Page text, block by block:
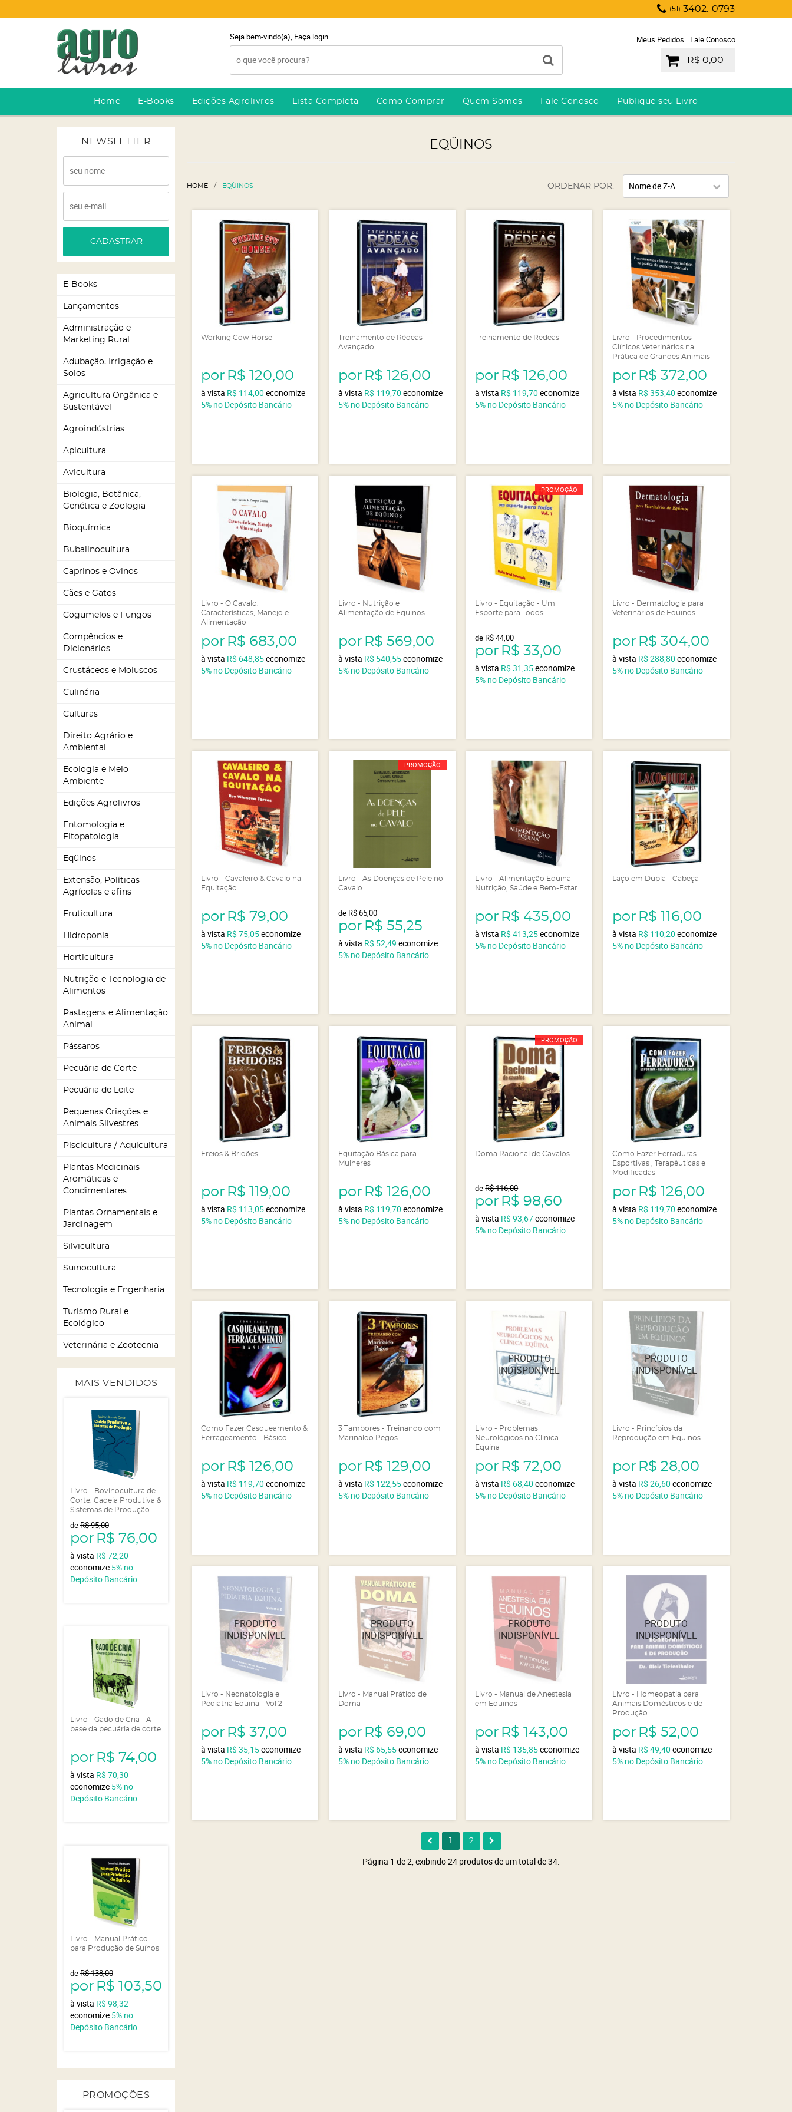
(51) 3402.-0793
Seja bem-vindo(a), Faça login Meus Pedidos Fale Conosco
R$ 0,00
Home E-Books Edições Agrolivros Lista Completa Como Comprar Quem Somos Fale Conosco Publique seu Livro
NEWSLETTER
CADASTRAR
E-Books
Lançamentos
Administração e
Marketing Rural
Adubação, Irrigação e
Solos
Agricultura Orgânica e
Sustentável
Agroindústrias
Apicultura
Avicultura
Biologia, Botânica,
Genética e Zoologia
Bioquímica
Bubalinocultura
Caprinos e Ovinos
Cães e Gatos
Cogumelos e Fungos
Compêndios e
Dicionários
Crustáceos e Moluscos
Culinária
Culturas
Direito Agrário e
Ambiental
Ecologia e Meio
Ambiente
Edições Agrolivros
Entomologia e
Fitopatologia
Eqüinos
Extensão, Políticas
Agrícolas e afins
Fruticultura
Hidroponia
Horticultura
Nutrição e Tecnologia de
Alimentos
Pastagens e Alimentação
Animal
Pássaros
Pecuária de Corte
Pecuária de Leite
Pequenas Criações e
Animais Silvestres
Piscicultura / Aquicultura
Plantas Medicinais
Aromáticas e
Condimentares
Plantas Ornamentais e
Jardinagem
Silvicultura
Suinocultura
Tecnologia e Engenharia
Turismo Rural e
Ecológico
Veterinária e Zootecnia
MAIS VENDIDOS
Livro - Bovinocultura de
Corte: Cadeia Produtiva &
Sistemas de Produção
deR$ 95,00
por R$ 76,00
à vista R$ 72,20
economize 5% no
Depósito Bancário
Livro - Gado de Cria - A
base da pecuária de corte
por R$ 74,00
à vista R$ 70,30
economize 5% no
Depósito Bancário
Livro - Manual Prático
para Produção de Suínos
deR$ 138,00
por R$ 103,50
à vista R$ 98,32
economize 5% no
Depósito Bancário
PROMOÇÕES
EQÜINOS
HOME EQÜINOS ORDENAR POR Nome de Z-A
Working Cow Horse
por R$ 120,00
à vista R$ 114,00 economize
5% no Depósito Bancário
Treinamento de Rédeas
Avançado
por R$ 126,00
à vista R$ 119,70 economize
5% no Depósito Bancário
Treinamento de Redeas
por R$ 126,00
à vista R$ 119,70 economize
5% no Depósito Bancário
Livro - Procedimentos
Clínicos Veterinários na
Prática de Grandes Animais
por R$ 372,00
à vista R$ 353,40 economize
5% no Depósito Bancário
Livro - O Cavalo:
Características, Manejo e
Alimentação
por R$ 683,00
à vista R$ 648,85economize
5% no Depósito Bancário
Livro - Nutrição e
Alimentação de Equinos
por R$ 569,00
à vista R$ 540,55economize
5% no Depósito Bancário
PROMOÇÃO
Livro - Equitação - Um
Esporte para Todos
deR$ 44,00
por R$ 33,00
à vista R$ 31,35economize
5% no Depósito Bancário
Livro - Dermatologia para
Veterinários de Equinos
por R$ 304,00
à vista R$ 288,80 economize
5% no Depósito Bancário
Livro - Cavaleiro & Cavalo na
Equitação
por R$ 79,00
à vista R$ 75,05economize
5% no Depósito Bancário
PROMOÇÃO
Livro - As Doenças de Pele no
Cavalo
deR$ 65,00
por R$ 55,25
à vista R$ 52,49 economize
5% no Depósito Bancário
Livro - Alimentação Equina -
Nutrição, Saúde e Bem-Estar
por R$ 435,00
à vista R$ 413,25economize
5% no Depósito Bancário
Laço em Dupla - Cabeça
por R$ 116,00
à vista R$ 110,20 economize
5% no Depósito Bancário
Freios & Bridões
por R$ 119,00
à vista R$ 113,05economize
5% no Depósito Bancário
Equitação Básica para
Mulheres
por R$ 126,00
à vista R$ 119,70 economize
5% no Depósito Bancário
PROMOÇÃO
Doma Racional de Cavalos
deR$ 116,00
por R$ 98,60
à vista R$ 93,67economize
5% no Depósito Bancário
Como Fazer Ferraduras -
Esportivas , Terapêuticas e
Modificadas
por R$ 126,00
à vista R$ 119,70 economize
5% no Depósito Bancário
Como Fazer Casqueamento &
Ferrageamento - Básico
por R$ 126,00
à vista R$ 119,70 economize
5% no Depósito Bancário
3 Tambores - Treinando com
Marinaldo Pegos
por R$ 129,00
à vista R$ 122,55economize
5% no Depósito Bancário
Livro - Problemas
Neurológicos na Clinica
Equina
por R$ 72,00
à vista R$ 68,40 economize
5% no Depósito Bancário
Livro - Princípios da
Reprodução em Equinos
por R$ 28,00
à vista R$ 26,60 economize
5% no Depósito Bancário
Livro - Neonatologia e
Pediatria Equina - Vol 2
por R$ 37,00
à vista R$ 35,15economize
5% no Depósito Bancário
Livro - Manual Prático de
Doma
por R$ 69,00
à vista R$ 65,55economize
5% no Depósito Bancário
Livro - Manual de Anestesia
em Equinos
por R$ 143,00
à vista R$ 135,85economize
5% no Depósito Bancário
Livro - Homeopatia para
Animais Domésticos e de
Produção
por R$ 52,00
à vista R$ 49,40 economize
5% no Depósito Bancário
2
Página 1 de 2, exibindo 24 produtos de um total de 34.